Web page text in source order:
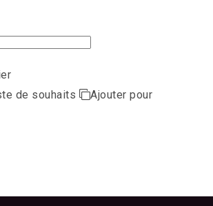
de souhaits
Ajouter pour